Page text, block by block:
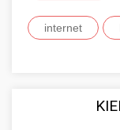
internet